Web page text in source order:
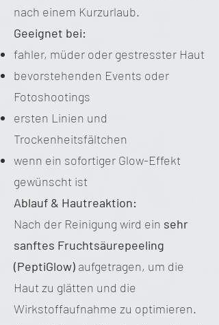
nach einem Kurzurlaub.
Geeignet bei:
fahler, müder oder gestresster Haut
bevorstehenden Events oder
Fotoshootings
ersten Linien und
Trockenheitsfältchen
wenn ein sofortiger Glow-Effekt
gewünscht ist
Ablauf & Hautreaktion:
Nach der Reinigung wird ein sehr
sanftes Fruchtsäurepeeling
(PeptiGlow) aufgetragen, um die
Haut zu glätten und die
Wirkstoffaufnahme zu optimieren.